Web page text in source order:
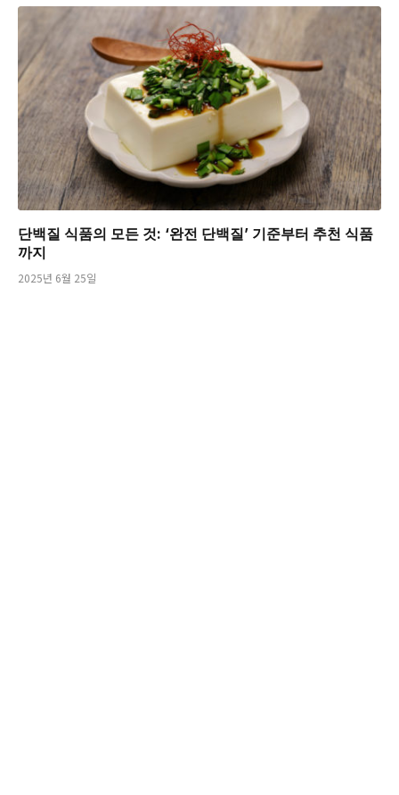
단백질 식품의 모든 것: ‘완전 단백질’ 기준부터 추천 식품
까지
2025년 6월 25일